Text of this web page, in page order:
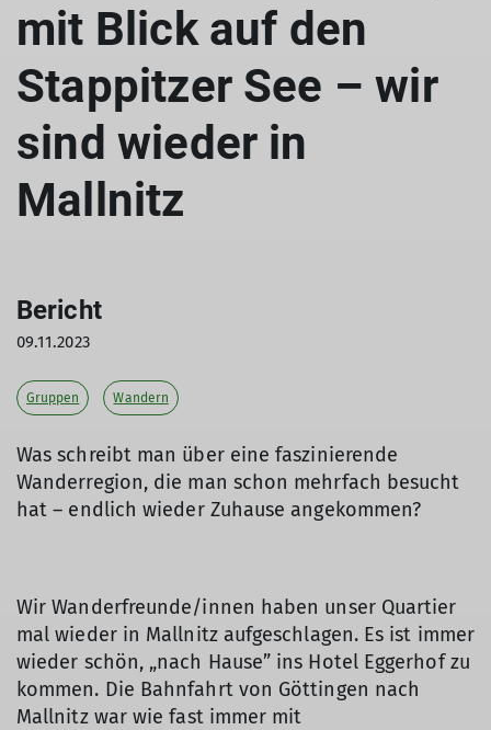
mit Blick auf den
Stappitzer See – wir
sind wieder in
Mallnitz
Bericht
09.11.2023
Gruppen Wandern
Was schreibt man über eine faszinierende
Wanderregion, die man schon mehrfach besucht
hat – endlich wieder Zuhause angekommen?
Wir Wanderfreunde/innen haben unser Quartier
mal wieder in Mallnitz aufgeschlagen. Es ist immer
wieder schön, „nach Hause” ins Hotel Eggerhof zu
kommen. Die Bahnfahrt von Göttingen nach
Mallnitz war wie fast immer mit